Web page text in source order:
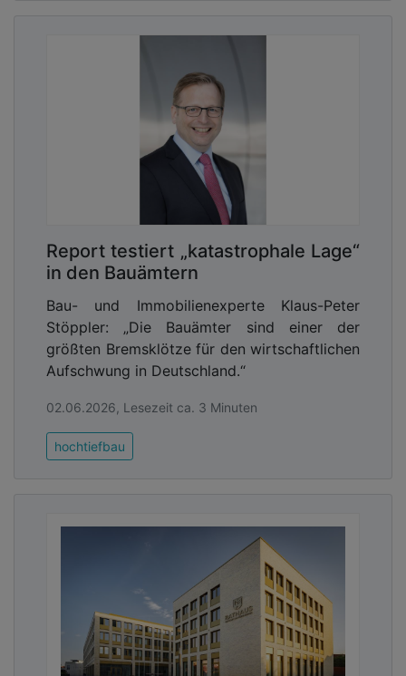
Report testiert „katastrophale Lage“
in den Bauämtern
Bau- und Immobilienexperte Klaus-Peter
Stöppler: „Die Bauämter sind einer der
größten Bremsklötze für den wirtschaftlichen
Aufschwung in Deutschland.“
02.06.2026, Lesezeit ca. 3 Minuten
hochtiefbau